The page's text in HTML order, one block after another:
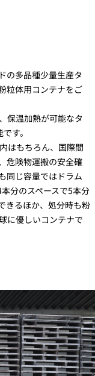
の多品種少量生産タ
粒体用コンテナをご
保温加熱が可能なタ
す。
はもちろん、国際間
危険物運搬の安全確
同じ容量ではドラム
分のスペースで5本分
きるほか、処分時も粉
に優しいコンテナで